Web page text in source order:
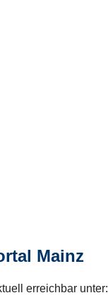
Mainz
erreichbar unter: